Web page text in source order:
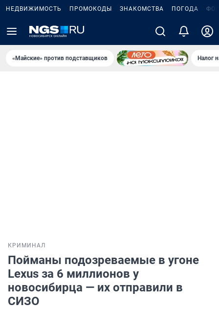
НЕДВИЖИМОСТЬ ПРОМОКОДЫ ЗНАКОМСТВА ПОГОДА
«Майские» против подставщиков Налог
КРИМИНАЛ
Пойманы подозреваемые в угоне
Lexus за 6 миллионов у
новосибирца — их отправили в
СИЗО